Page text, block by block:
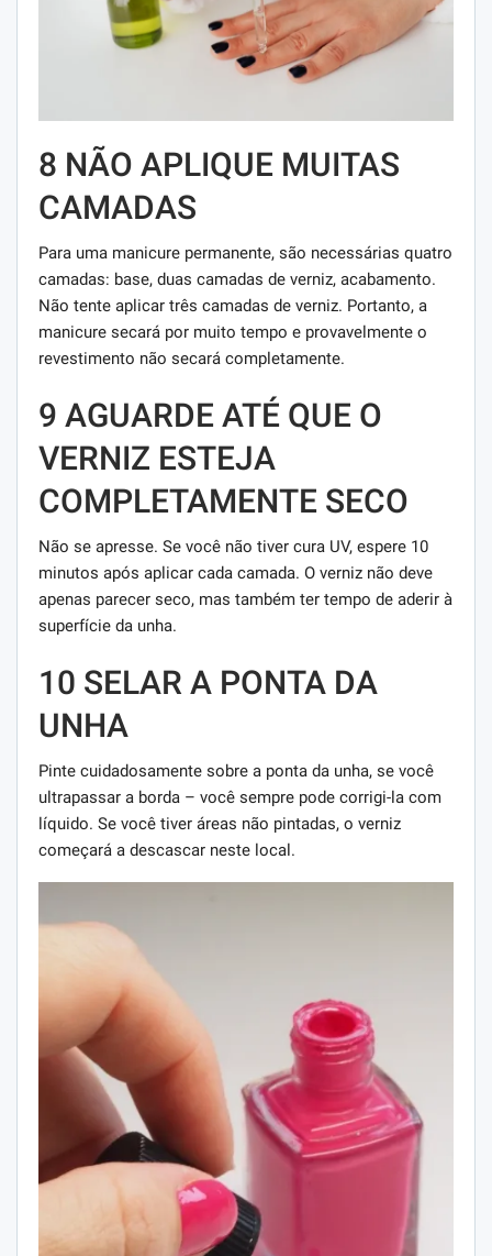
8 NÃO APLIQUE MUITAS
CAMADAS
Para uma manicure permanente, são necessárias quatro
camadas: base, duas camadas de verniz, acabamento.
Não tente aplicar três camadas de verniz. Portanto, a
manicure secará por muito tempo e provavelmente o
revestimento não secará completamente.
9 AGUARDE ATÉ QUE O
VERNIZ ESTEJA
COMPLETAMENTE SECO
Não se apresse. Se você não tiver cura UV, espere 10
minutos após aplicar cada camada. O verniz não deve
apenas parecer seco, mas também ter tempo de aderir à
superfície da unha.
10 SELAR A PONTA DA
UNHA
Pinte cuidadosamente sobre a ponta da unha, se você
ultrapassar a borda – você sempre pode corrigi-la com
líquido. Se você tiver áreas não pintadas, o verniz
começará a descascar neste local.